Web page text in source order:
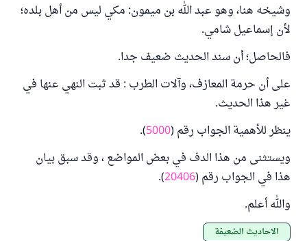
وشيخه هنا، وهو عبد الله بن ميمون: مكي ليس من أهل بلده؛
لأن إسماعيل شامي.
فالحاصل؛ أن سند الحديث ضعيف جدا.
على أن حرمة المعازف، وآلات الطرب : قد ثبت النهي عنها في
غير هذا الحديث.
ينظر للأهمية الجواب رقم (5000
).
ويستثنى من هذا الدف في بعض المواضع ، وقد سبق بيان
هذا في الجواب رقم (20406
).
والله أعلم.
الأحاديث الضعيفة